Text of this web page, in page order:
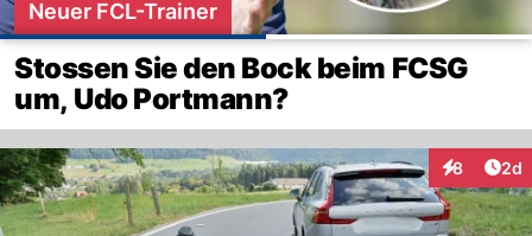
Neuer FCL-Trainer
Stossen Sie den Bock beim FCSG
um, Udo Portmann?
8 2d